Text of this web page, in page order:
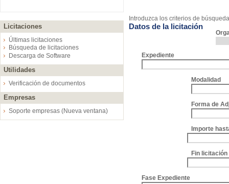
Licitaciones
Últimas licitaciones
Búsqueda de licitaciones
Descarga de Software
Utilidades
Verificación de documentos
Empresas
Soporte empresas (Nueva ventana)
Introduzca los criterios de
Datos de la licitación
Expediente
Modalidad
Forma de
Importe
Fin
Fase Expediente